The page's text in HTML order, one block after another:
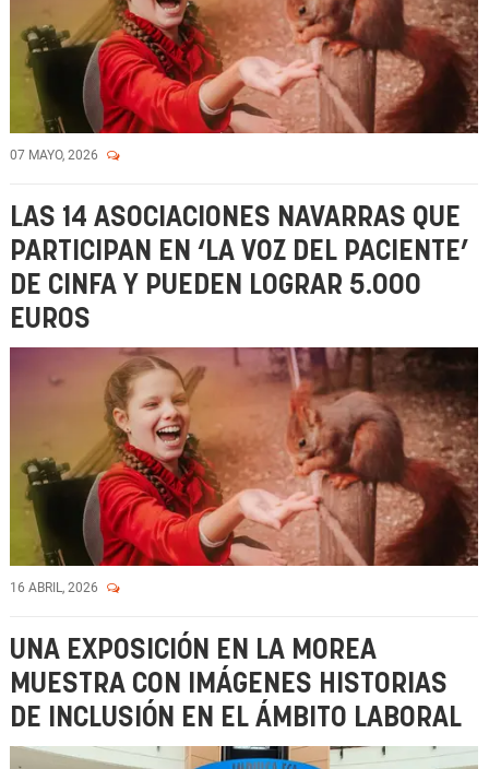
07 MAYO, 2026
LAS 14 ASOCIACIONES NAVARRAS QUE
PARTICIPAN EN ‘LA VOZ DEL PACIENTE’
DE CINFA Y PUEDEN LOGRAR 5.000
EUROS
16 ABRIL, 2026
UNA EXPOSICIÓN EN LA MOREA
MUESTRA CON IMÁGENES HISTORIAS
DE INCLUSIÓN EN EL ÁMBITO LABORAL